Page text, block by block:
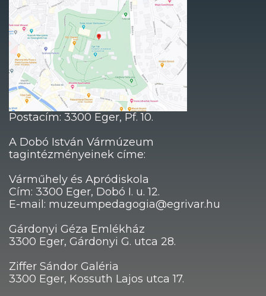
Postacím: 3300 Eger, Pf. 10.
A Dobó István Vármúzeum
tagintézményeinek címe:
Várműhely és Apródiskola
Cím: 3300 Eger, Dobó I. u. 12.
E-mail: muzeumpedagogia@egrivar.hu
Gárdonyi Géza Emlékház
3300 Eger, Gárdonyi G. utca 28.
Ziffer Sándor Galéria
3300 Eger, Kossuth Lajos utca 17.